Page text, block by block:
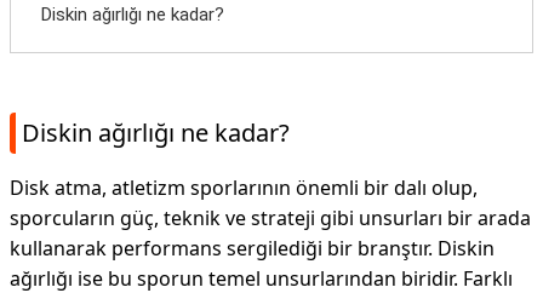
Diskin ağırlığı ne kadar?
Diskin ağırlığı ne kadar?
Disk atma, atletizm sporlarının önemli bir dalı olup,
sporcuların güç, teknik ve strateji gibi unsurları bir arada
kullanarak performans sergilediği bir branştır. Diskin
ağırlığı ise bu sporun temel unsurlarından biridir. Farklı